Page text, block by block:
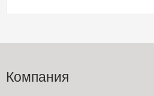
Компания